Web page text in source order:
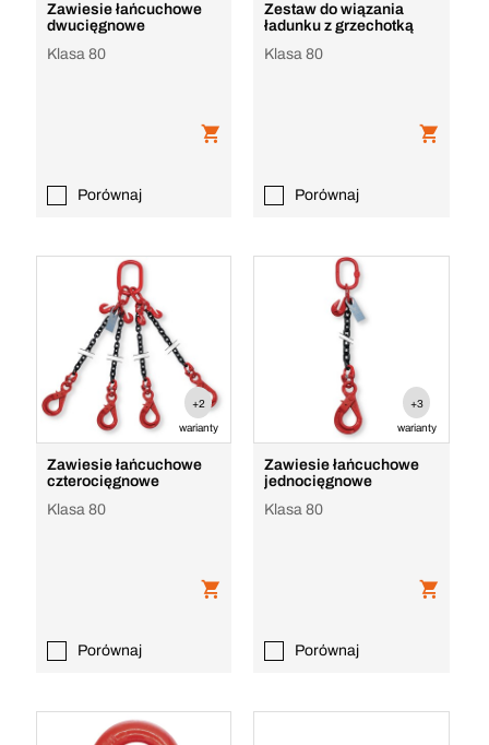
Zawiesie łańcuchowe
dwucięgnowe
Klasa 80
Porównaj
Zestaw do wiązania
ładunku z grzechotką
Klasa 80
Porównaj
+2
warianty
Zawiesie łańcuchowe
czterocięgnowe
Klasa 80
Porównaj
+3
warianty
Zawiesie łańcuchowe
jednocięgnowe
Klasa 80
Porównaj